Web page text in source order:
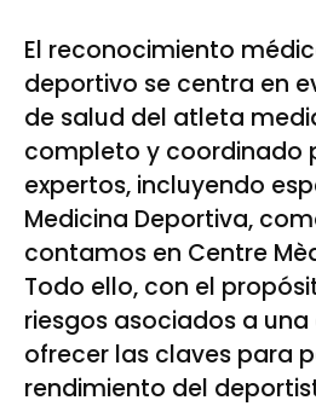
El reconocimiento
deportivo se centra en
de salud del atleta
completo y coordinado
expertos, incluyendo
Medicina Deportiva,
contamos en Centre
Todo ello, con el
riesgos asociados a
ofrecer las claves para
rendimiento del